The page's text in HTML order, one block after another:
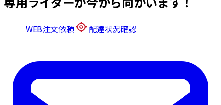
WEB注文依頼 配達状況確認